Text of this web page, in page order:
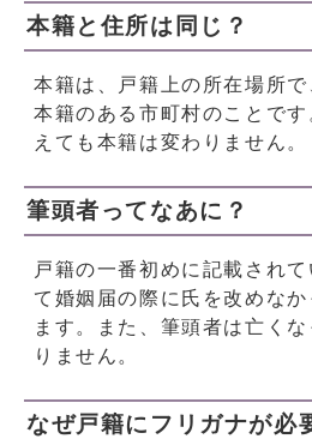
本籍と住所は同じ？
本籍は、戸籍上の所在場所
本籍のある市町村のことで
えても本籍は変わりません。
筆頭者ってなあに？
戸籍の一番初めに記載され
て婚姻届の際に氏を改めな
ます。また、筆頭者は亡く
りません。
なぜ戸籍にフリガナが必